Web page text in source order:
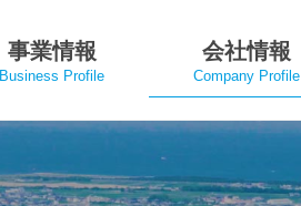
事業情報
Business Profile
会社情報
Company Profile